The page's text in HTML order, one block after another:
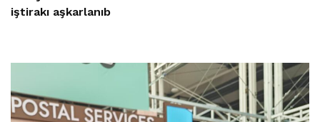
iştirakı aşkarlanıb